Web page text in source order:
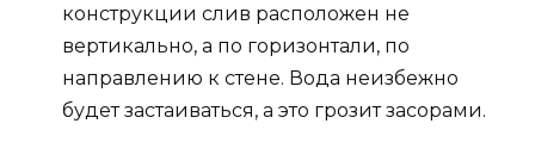
конструкции слив расположен не
вертикально, а по горизонтали, по
направлению к стене. Вода неизбежно
будет застаиваться, а это грозит засорами.